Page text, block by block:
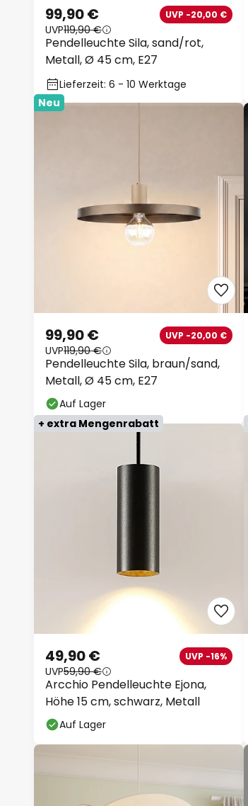
Pendelleuchte Sila, sand/rot,
Metall, Ø 45 cm, E27
99,90 € UVP -20,00 €
UVP119,90 €
Lieferzeit: 6 - 10 Werktage
Neu
Pendelleuchte Sila, braun/sand,
Metall, Ø 45 cm, E27
99,90 € UVP -20,00 €
UVP119,90 €
Auf Lager
+ extra Mengenrabatt
Arcchio Pendelleuchte Ejona,
Höhe 15 cm, schwarz, Metall
49,90 € UVP -16%
UVP59,90 €
Auf Lager